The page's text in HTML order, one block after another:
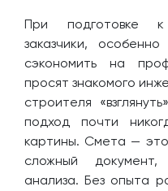
При подготовке к
заказчики,
сэкономить на
просят знакомого
строителя
подход почти
картины. Смета —
сложный
анализа. Без опыта